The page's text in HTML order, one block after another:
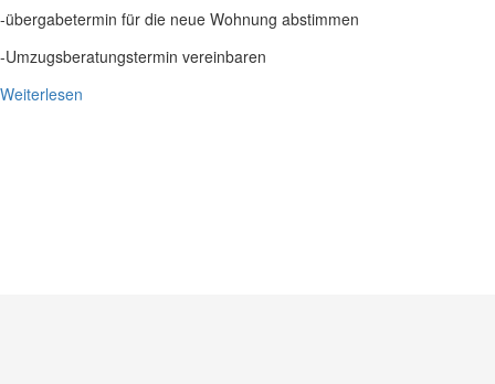
-übergabetermin für die neue Wohnung abstimmen
-Umzugsberatungstermin vereinbaren
Weiterlesen